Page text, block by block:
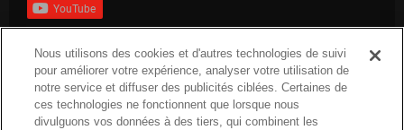
YouTube
Balises populaires
dev-blog arc-news press-release arc-steam
arc-upcoming
arc-patch-nogtes
Nous utilisons des cookies et d'autres technologies de suivi
pour améliorer votre expérience, analyser votre utilisation de
notre service et diffuser des publicités ciblées. Certaines de
ces technologies ne fonctionnent que lorsque nous
divulguons vos données à des tiers, qui combinent les